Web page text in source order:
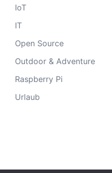
IoT
IT
Open Source
Outdoor & Adventure
Raspberry Pi
Urlaub